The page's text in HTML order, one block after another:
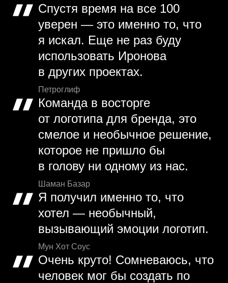
Спустя время на все 100
уверен — это именно то, что
я искал. Еще не раз буду
использовать Иронова
в других проектах.
Петроглиф
Команда в восторге
от логотипа для бренда, это
смелое и необычное решение,
которое не пришло бы
в голову ни одному из нас.
Шаман Базар
Я получил именно то, что
хотел — необычный,
вызывающий эмоции логотип.
Мун Хот Соус
Очень круто! Сомневаюсь, что
человек мог бы создать по